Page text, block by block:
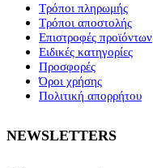
Τρόποι πληρωμής
Τρόποι αποστολής
Επιστροφές προϊόντων
Ειδικές κατηγορίες
Προσφορές
Όροι χρήσης
Πολιτική απορρήτου
NEWSLETTERS